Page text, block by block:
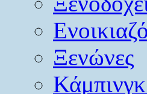
Ξενώνες